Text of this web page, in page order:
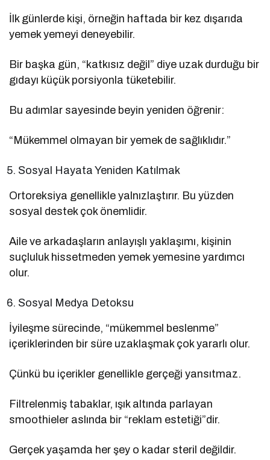
İlk günlerde kişi, örneğin haftada bir kez dışarıda
yemek yemeyi deneyebilir.
Bir başka gün, “katkısız değil” diye uzak durduğu bir
gıdayı küçük porsiyonla tüketebilir.
Bu adımlar sayesinde beyin yeniden öğrenir:
“Mükemmel olmayan bir yemek de sağlıklıdır.”
Sosyal Hayata Yeniden Katılmak
Ortoreksiya genellikle yalnızlaştırır. Bu yüzden
sosyal destek çok önemlidir.
Aile ve arkadaşların anlayışlı yaklaşımı, kişinin
suçluluk hissetmeden yemek yemesine yardımcı
olur.
Sosyal Medya Detoksu
İyileşme sürecinde, “mükemmel beslenme”
içeriklerinden bir süre uzaklaşmak çok yararlı olur.
Çünkü bu içerikler genellikle gerçeği yansıtmaz.
Filtrelenmiş tabaklar, ışık altında parlayan
smoothieler aslında bir “reklam estetiği”dir.
Gerçek yaşamda her şey o kadar steril değildir.